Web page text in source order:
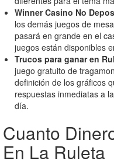
Winner Casino No
los demás juegos de
pasará en grande en el
juegos están disponibles
Trucos para ganar en
juego gratuito de
definición de los gráficos
respuestas inmediatas a
día.
Cuanto
En La Ruleta